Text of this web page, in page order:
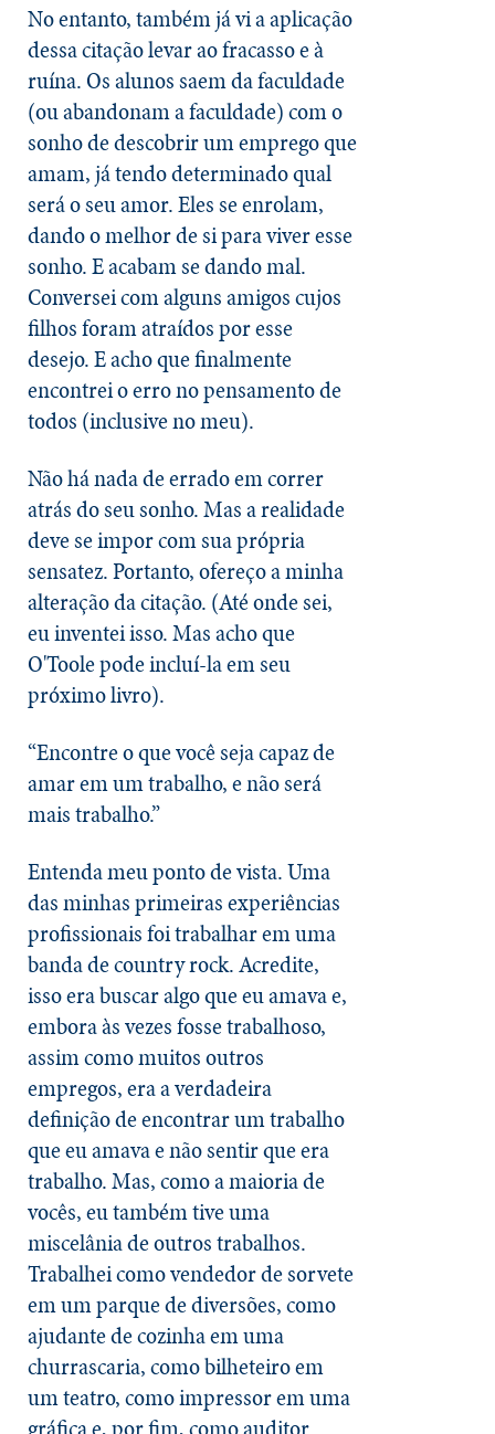
No entanto, também já vi a aplicação
dessa citação levar ao fracasso e à
ruína. Os alunos saem da faculdade
(ou abandonam a faculdade) com o
sonho de descobrir um emprego que
amam, já tendo determinado qual
será o seu amor. Eles se enrolam,
dando o melhor de si para viver esse
sonho. E acabam se dando mal.
Conversei com alguns amigos cujos
filhos foram atraídos por esse
desejo. E acho que finalmente
encontrei o erro no pensamento de
todos (inclusive no meu).
Não há nada de errado em correr
atrás do seu sonho. Mas a realidade
deve se impor com sua própria
sensatez. Portanto, ofereço a minha
alteração da citação. (Até onde sei,
eu inventei isso. Mas acho que
O'Toole pode incluí-la em seu
próximo livro).
“Encontre o que você seja capaz de
amar em um trabalho, e não será
mais trabalho.”
Entenda meu ponto de vista. Uma
das minhas primeiras experiências
profissionais foi trabalhar em uma
banda de country rock. Acredite,
isso era buscar algo que eu amava e,
embora às vezes fosse trabalhoso,
assim como muitos outros
empregos, era a verdadeira
definição de encontrar um trabalho
que eu amava e não sentir que era
trabalho. Mas, como a maioria de
vocês, eu também tive uma
miscelânia de outros trabalhos.
Trabalhei como vendedor de sorvete
em um parque de diversões, como
ajudante de cozinha em uma
churrascaria, como bilheteiro em
um teatro, como impressor em uma